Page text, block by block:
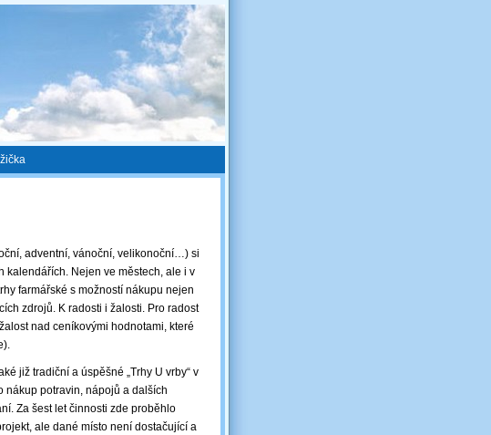
adventní, vánoční, velikonoční…) si
kalendářích. Nejen ve městech, ale i v
farmářské s možností nákupu nejen
zdrojů. K radosti i žalosti. Pro radost
nad ceníkovými hodnotami, které
již tradiční a úspěšné „Trhy U vrby“ v
nákup potravin, nápojů a dalších
Za šest let činnosti zde proběhlo
ale dané místo není dostačující a